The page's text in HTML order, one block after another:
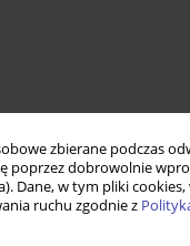
zbierane podczas
poprzez dobrowolnie
Dane, w tym pliki
ruchu zgodnie z